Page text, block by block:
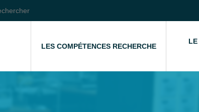
LES COMPÉTENCES RECHERCHE
LE